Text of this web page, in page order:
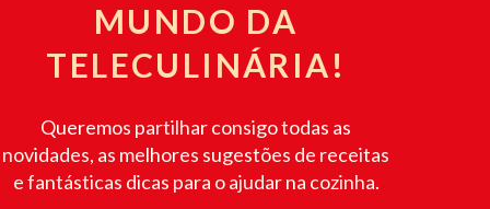
MUNDO DA
TELECULINÁRIA!
Queremos partilhar consigo todas as
novidades, as melhores sugestões de receitas
e fantásticas dicas para o ajudar na cozinha.